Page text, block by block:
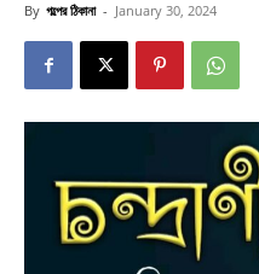
By গল্পের ঠিকানা - January 30, 2024